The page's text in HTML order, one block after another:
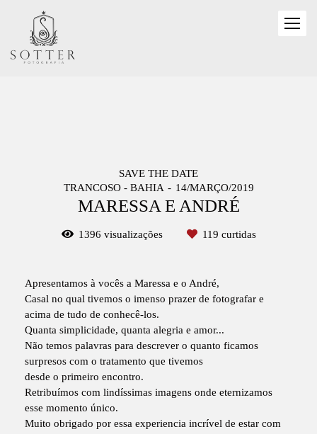
SAVE THE DATE
TRANCOSO - BAHIA
14/MARÇO/2019
MARESSA E ANDRÉ
1396 visualizações 119 curtidas
Apresentamos à vocês a Maressa e o André,
Casal no qual tivemos o imenso prazer de fotografar e
acima de tudo de conhecê-los.
Quanta simplicidade, quanta alegria e amor...
Não temos palavras para descrever o quanto ficamos
surpresos com o tratamento que tivemos
desde o primeiro encontro.
Retribuímos com lindíssimas imagens onde eternizamos
esse momento único.
Muito obrigado por essa experiencia incrível de estar com